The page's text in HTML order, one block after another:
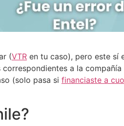
(VTR en tu caso), pero este sí
a la
(solo pasa si financiaste a